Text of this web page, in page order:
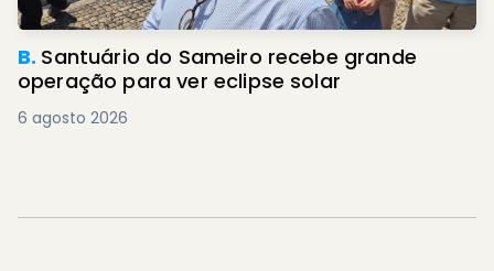
B. Santuário do Sameiro recebe grande
operação para ver eclipse solar
6 agosto 2026